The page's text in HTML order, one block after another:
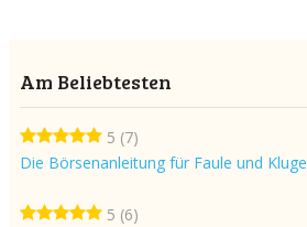
Am Beliebtesten
5 (7)
Die Börsenanleitung für Faule und Kluge
5 (6)